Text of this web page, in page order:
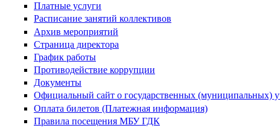
Платные услуги
Расписание занятий коллективов
Архив мероприятий
Страница директора
График работы
Противодействие коррупции
Документы
Официальный сайт о государственных (муниципальных)
Оплата билетов (Платежная информация)
Правила посещения МБУ ГДК